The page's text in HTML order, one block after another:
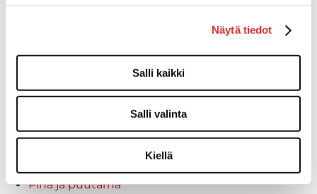
Näytä tiedot
Salli kaikki
Salli valinta
Kiellä
Mönkijöiden lisävarusteet ja -tarvikkeet
Can-Am varusteet
Huoltotarvikkeet
Motobatt akut
Puskulevyt
Rengas/Vannesetit
Piha ja puutarha